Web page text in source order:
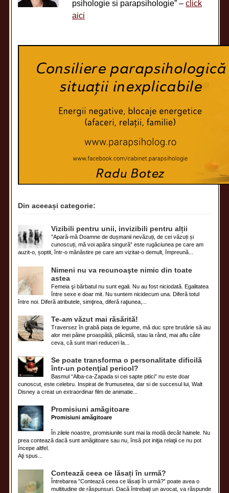
psihologie si parapsihologie” –click
aici
Din aceeași categorie:
Vizibili pentru unii, invizibili pentru alții
”Apară-mă Doamne de dușmanii nevăzuți, de cei văzuți și
cunoscuți, mă voi apăra singură” este rugăciunea pe care am
auzit-o, șoptit, într-o mănăstire pe care am vizitat-o demult, împreună...
Nimeni nu va recunoaşte nimic din toate
astea
Femeia şi bărbatul nu sunt egali. Nu au fost niciodată. Egalitatea
între sexe e doar mit. Nu suntem nicidecum una. Diferă totul
între noi. Diferă atributele, simţirea, diferă raţiunea,...
Te-am văzut mai răsărită!
Traversez în grabă piața de legume, mă duc spre brutărie să iau
alor mei pâine proaspătă, plăcintă, stau la rând, mai aflu câte
ceva, că sunt mari reduceri la...
Se poate transforma o personalitate dificilă
într-un potenţial pericol?
Basmul “Alba-ca-Zapada si cei sapte pitici” nu este doar
cunoscut, este celebru. Inspirat de frumusetea, dar si de succesul lui, Walt
Disney a creat un extraordinar film de animatie...
Promisiuni amăgitoare
Promisiuni amăgitoare
În zilele noastre, promisiunile sunt mai la modă decât hainele. Nu
prea contează dacă sunt amăgitoare sau nu, însă pot iniţia relaţii ce nu pot
începe altfel.
Aţi spus...
Contează ceea ce lăsați în urmă?
Întrebarea ”Contează ceea ce lăsați în urmă?” poate avea o
multitudine de răspunsuri. Dacă întrebați un avocat, va răspunde